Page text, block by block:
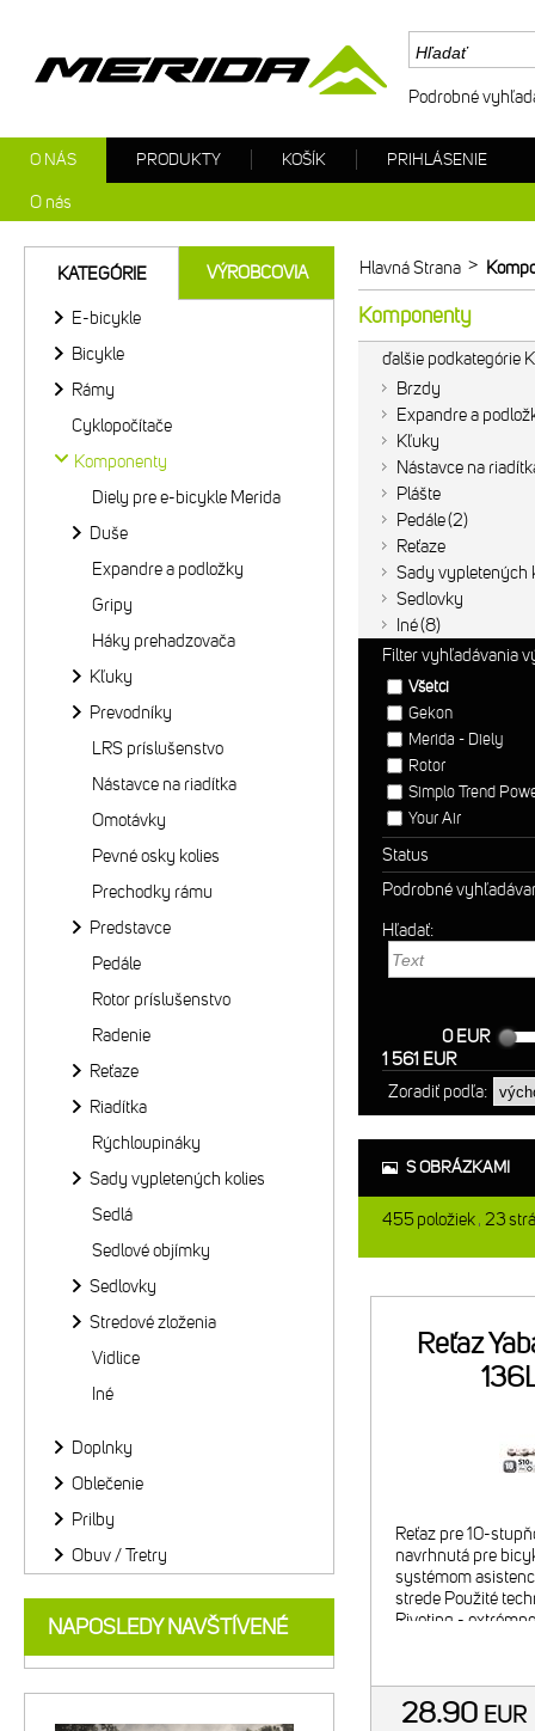
Hlavná Strana >
Komponenty
ďalšie podkategórie
Brzdy
Expandre a
Kľuky
Nástavce na
Plášte
Pedále 2
Reťaze
Sady vypletených
Sedlovky
Iné 8
Filter vyhľadávania
Všetci
Gekon
Merida - Diely
Rotor
Simplo Trend
Your Air
Status
Podrobné
Hľadať:
0 EUR
1 561 EUR
Zoradiť podľa:
S OBRÁZKAMI
455položiek 23
Reťaz
Reťaz pre 10-
navrhnutá pre
systémom
strede Použité
Riveting -
28.90 EUR
KATEGÓRIE VÝROBCOVIA
E-bicykle
Bicykle
Rámy
Cyklopočítače
Komponenty
Diely pre e-bicykle Merida
Duše
Expandre a podložky
Gripy
Háky prehadzovača
Kľuky
Prevodníky
LRS príslušenstvo
Nástavce na riadítka
Omotávky
Pevné osky kolies
Prechodky rámu
Predstavce
Pedále
Rotor príslušenstvo
Radenie
Reťaze
Riadítka
Rýchloupináky
Sady vypletených kolies
Sedlá
Sedlové objímky
Sedlovky
Stredové zloženia
Vidlice
Iné
Doplnky
Oblečenie
Prilby
Obuv / Tretry
NAPOSLEDY NAVŠTÍVENÉ
Podrobné
O NÁS
O nás
PRODUKTY KOŠÍK PRIHLÁSENIE